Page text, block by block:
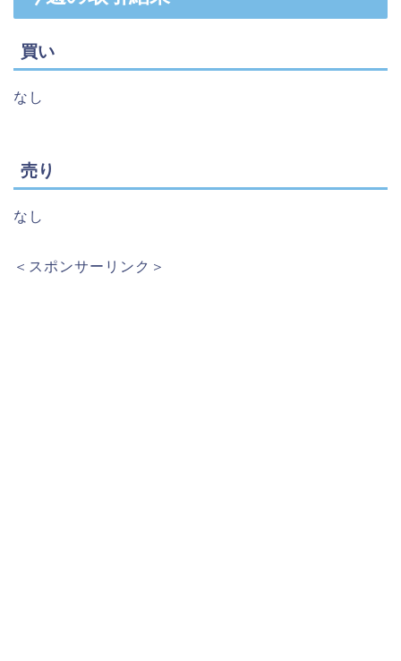
買い
なし
売り
なし
＜スポンサーリンク＞